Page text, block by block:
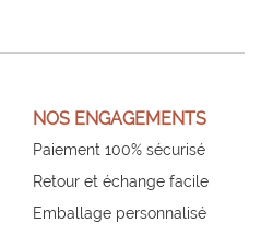
NOS ENGAGEMENTS
Paiement 100% sécurisé
Retour et échange facile
Emballage personnalisé